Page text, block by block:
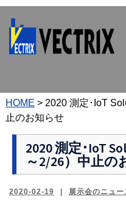
ス
キ
HOME >2020 測定･IoT
止のお知らせ
2020 測定･IoT
～2/26）中止の
2020-02-19 展示会のニュー